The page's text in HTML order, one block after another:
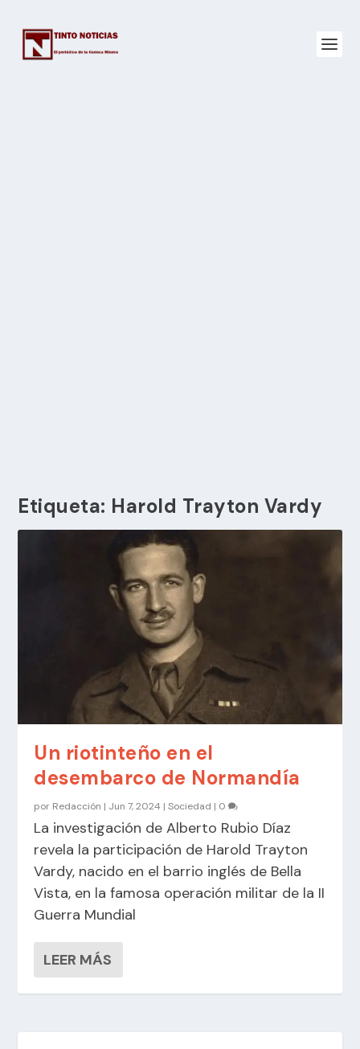
Etiqueta: Harold Trayton Vardy
Un riotinteño en el
desembarco de Normandía
por Redacción | Jun 7, 2024 |Sociedad | 0
La investigación de Alberto Rubio Díaz
revela la participación de Harold Trayton
Vardy, nacido en el barrio inglés de Bella
Vista, en la famosa operación militar de la II
Guerra Mundial
LEER MÁS